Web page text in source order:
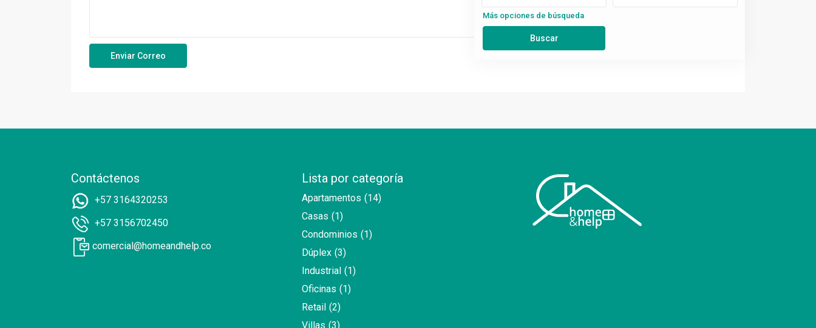
Más opciones de búsqueda
Contáctenos
+57 3164320253
+57 3156702450
comercial@homeandhelp.co
Lista por categoría
Apartamentos (14)
Casas (1)
Condominios (1)
Dúplex (3)
Industrial (1)
Oficinas (1)
Retail (2)
Villas (3)